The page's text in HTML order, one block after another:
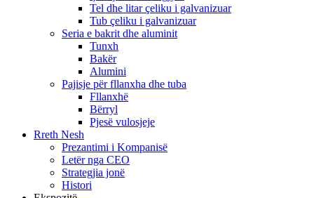
Tel dhe litar çeliku i galvanizuar
Tub çeliku i galvanizuar
Seria e bakrit dhe aluminit
Tunxh
Bakër
Alumini
Pajisje për fllanxha dhe tuba
Fllanxhë
Bërryl
Pjesë vulosjeje
Rreth Nesh
Prezantimi i Kompanisë
Letër nga CEO
Strategjia jonë
Histori